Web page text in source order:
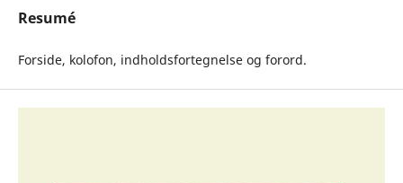
Resumé
Forside, kolofon, indholdsfortegnelse og forord.